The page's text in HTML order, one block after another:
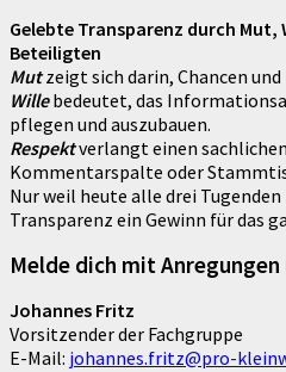
Gelebte Transparenz durch Mut,
Beteiligten
Mutzeigt sich darin, Chancen
Willebedeutet, das
pflegen und auszubauen.
Respektverlangt einen
Kommentarspalte oder
Nur weil heute alle drei
Transparenz ein Gewinn für das
Melde dich mit Anregungen
Johannes Fritz
Vorsitzender der Fachgruppe
E-Mail: johannes.fritz@pro-